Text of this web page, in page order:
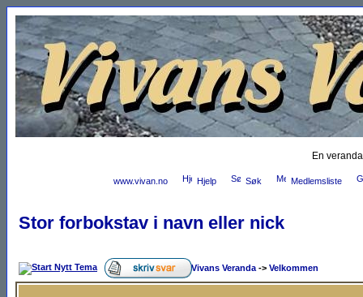
En
www.vivan.no Hjelp Søk Medlemsliste
Stor forbokstav i navn eller nick
Vivans Veranda -> Velkommen